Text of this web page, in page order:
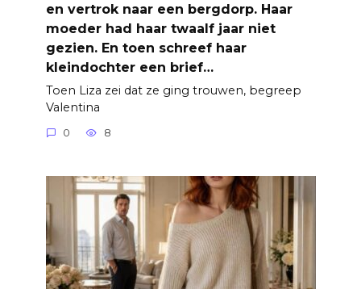
en vertrok naar een bergdorp. Haar
moeder had haar twaalf jaar niet
gezien. En toen schreef haar
kleindochter een brief…
Toen Liza zei dat ze ging trouwen, begreep
Valentina
0 8